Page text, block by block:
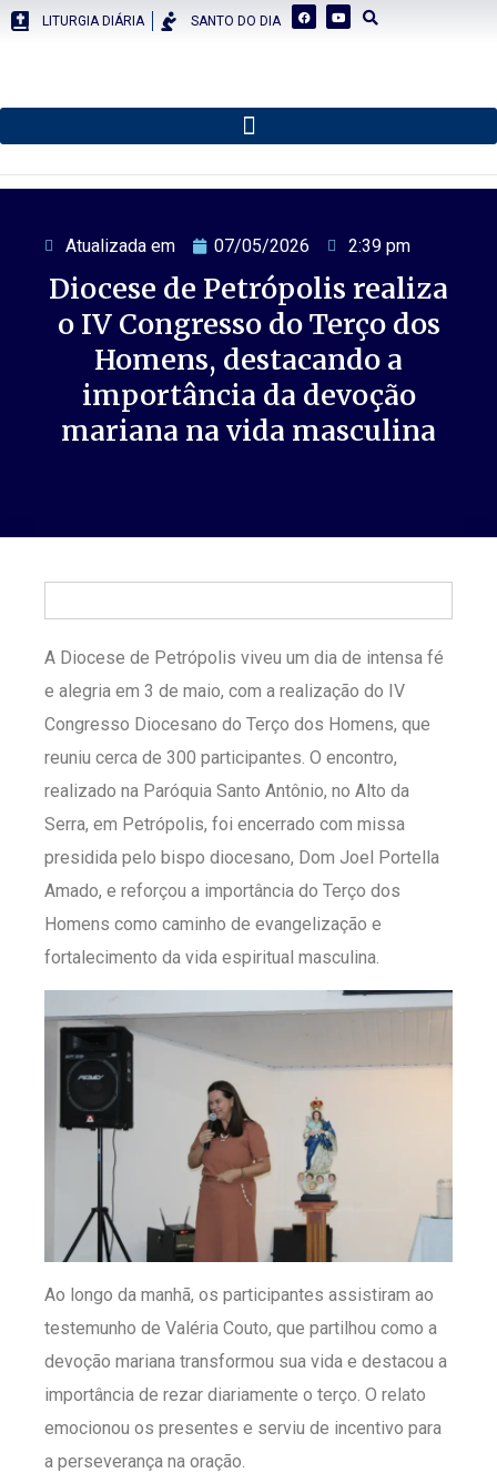
LITURGIA DIÁRIA SANTO DO DIA
Atualizada em 07/05/2026 2:39 pm
Diocese de Petrópolis realiza
o IV Congresso do Terço dos
Homens, destacando a
importância da devoção
mariana na vida masculina
A Diocese de Petrópolis viveu um dia de intensa fé
e alegria em 3 de maio, com a realização do IV
Congresso Diocesano do Terço dos Homens, que
reuniu cerca de 300 participantes. O encontro,
realizado na Paróquia Santo Antônio, no Alto da
Serra, em Petrópolis, foi encerrado com missa
presidida pelo bispo diocesano, Dom Joel Portella
Amado, e reforçou a importância do Terço dos
Homens como caminho de evangelização e
fortalecimento da vida espiritual masculina.
Ao longo da manhã, os participantes assistiram ao
testemunho de Valéria Couto, que partilhou como a
devoção mariana transformou sua vida e destacou a
importância de rezar diariamente o terço. O relato
emocionou os presentes e serviu de incentivo para
a perseverança na oração.